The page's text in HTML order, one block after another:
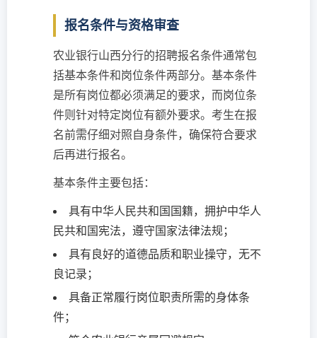
报名条件与资格审查
农业银行山西分行的招聘报名条件通常包
括基本条件和岗位条件两部分。基本条件
是所有岗位都必须满足的要求，而岗位条
件则针对特定岗位有额外要求。考生在报
名前需仔细对照自身条件，确保符合要求
后再进行报名。
基本条件主要包括：
具有中华人民共和国国籍，拥护中华人
民共和国宪法，遵守国家法律法规；
具有良好的道德品质和职业操守，无不
良记录；
具备正常履行岗位职责所需的身体条
件；